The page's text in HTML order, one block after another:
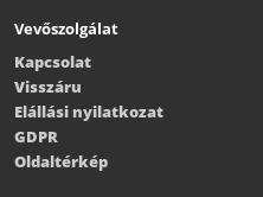
Vevőszolgálat
Kapcsolat
Visszáru
Elállási nyilatkozat
GDPR
Oldaltérkép